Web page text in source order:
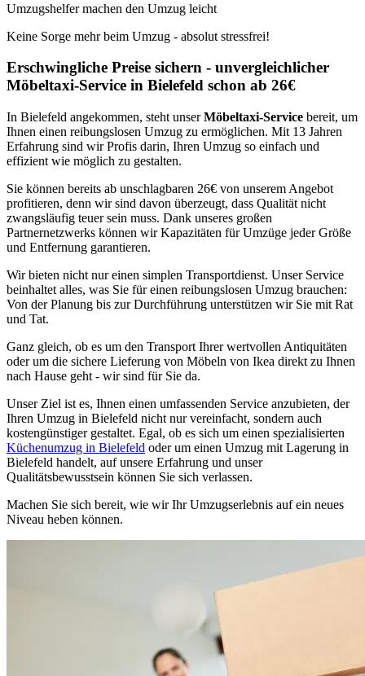
Umzugshelfer machen den Umzug leicht
Keine Sorge mehr beim Umzug - absolut stressfrei!
Erschwingliche Preise sichern - unvergleichlicher
Möbeltaxi-Service in Bielefeld schon ab 26€
In Bielefeld angekommen, steht unserMöbeltaxi-Service bereit, um
Ihnen einen reibungslosen Umzug zu ermöglichen. Mit 13 Jahren
Erfahrung sind wir Profis darin, Ihren Umzug so einfach und
effizient wie möglich zu gestalten.
Sie können bereits ab unschlagbaren 26€ von unserem Angebot
profitieren, denn wir sind davon überzeugt, dass Qualität nicht
zwangsläufig teuer sein muss. Dank unseres großen
Partnernetzwerks können wir Kapazitäten für Umzüge jeder Größe
und Entfernung garantieren.
Wir bieten nicht nur einen simplen Transportdienst. Unser Service
beinhaltet alles, was Sie für einen reibungslosen Umzug brauchen:
Von der Planung bis zur Durchführung unterstützen wir Sie mit Rat
und Tat.
Ganz gleich, ob es um den Transport Ihrer wertvollen Antiquitäten
oder um die sichere Lieferung von Möbeln von Ikea direkt zu Ihnen
nach Hause geht - wir sind für Sie da.
Unser Ziel ist es, Ihnen einen umfassenden Service anzubieten, der
Ihren Umzug in Bielefeld nicht nur vereinfacht, sondern auch
kostengünstiger gestaltet. Egal, ob es sich um einen spezialisierten
Küchenumzug in Bielefeld oder um einen Umzug mit Lagerung in
Bielefeld handelt, auf unsere Erfahrung und unser
Qualitätsbewusstsein können Sie sich verlassen.
Machen Sie sich bereit, wie wir Ihr Umzugserlebnis auf ein neues
Niveau heben können.